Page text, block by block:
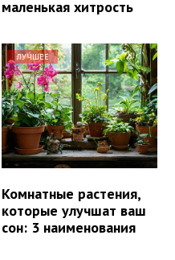
маленькая хитрость
ЛУЧШЕЕ
Комнатные растения,
которые улучшат ваш
сон: 3 наименования